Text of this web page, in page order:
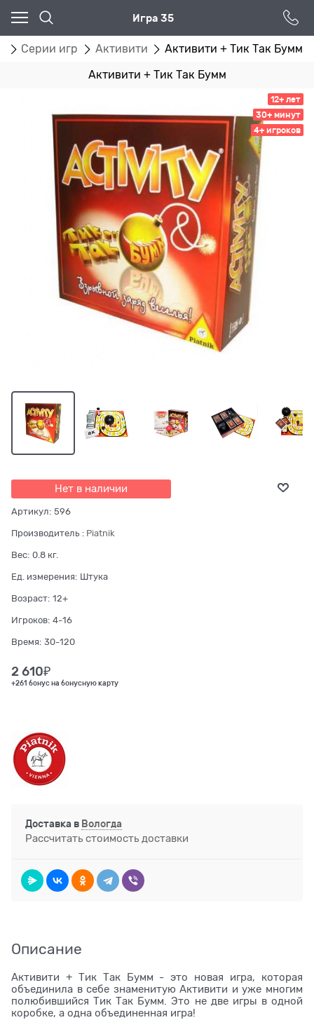
Игра 35
Серии игр Активити Активити + Тик Так Бумм
Активити + Тик Так Бумм
12+ лет
30+ минут
4+ игроков
Нет в наличии
Артикул: 596
Производитель : Piatnik
Вес: 0.8 кг.
Ед. измерения: Штука
Возраст: 12+
Игроков: 4-16
Время: 30-120
2 610₽
+261 бонус на бонусную карту
Доставка в Вологда
Рассчитать стоимость доставки
Описание
Активити + Тик Так Бумм - это новая игра, которая
объединила в себе знаменитую Активити и уже многим
полюбившийся Тик Так Бумм. Это не две игры в одной
коробке, а одна объединенная игра!